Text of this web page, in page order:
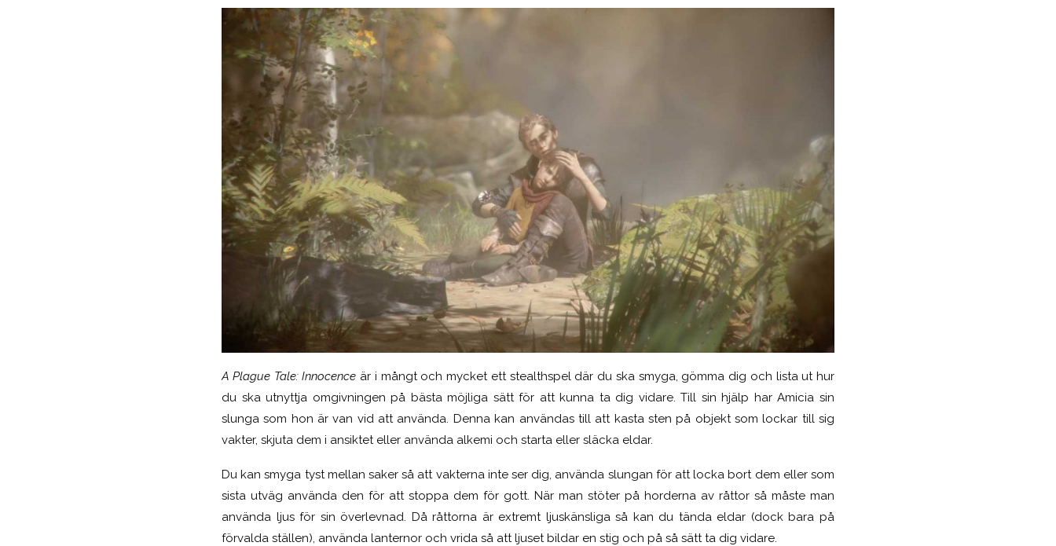
A Plague Tale: Innocence är i mångt och mycket ett stealthspel där du ska smyga, gömma dig och lista ut hur
du ska utnyttja omgivningen på bästa möjliga sätt för att kunna ta dig vidare. Till sin hjälp har Amicia sin
slunga som hon är van vid att använda. Denna kan användas till att kasta sten på objekt som lockar till sig
vakter, skjuta dem i ansiktet eller använda alkemi och starta eller släcka eldar.
Du kan smyga tyst mellan saker så att vakterna inte ser dig, använda slungan för att locka bort dem eller som
sista utväg använda den för att stoppa dem för gott. När man stöter på horderna av råttor så måste man
använda ljus för sin överlevnad. Då råttorna är extremt ljuskänsliga så kan du tända eldar (dock bara på
förvalda ställen), använda lanternor och vrida så att ljuset bildar en stig och på så sätt ta dig vidare.